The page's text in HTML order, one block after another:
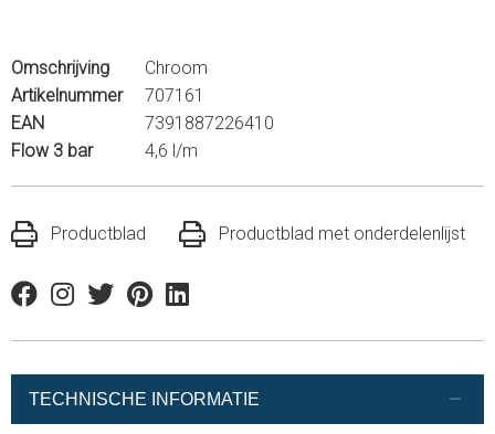
Omschrijving
Chroom
Artikelnummer
707161
EAN
7391887226410
Flow 3 bar
4,6 l/m
Productblad Productblad met onderdelenlijst
FacebookInstagram
TwitterPinterestLinkedin
TECHNISCHE INFORMATIE